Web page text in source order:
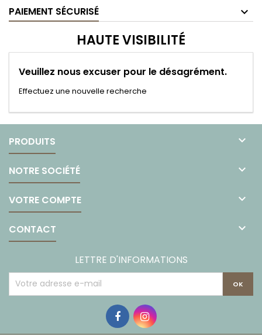
PAIEMENT SÉCURISÉ
HAUTE VISIBILITÉ
Veuillez nous excuser pour le désagrément.
Effectuez une nouvelle recherche
PRODUITS 
NOTRE SOCIÉTÉ 
VOTRE COMPTE 
CONTACT 
LETTRE D'INFORMATIONS